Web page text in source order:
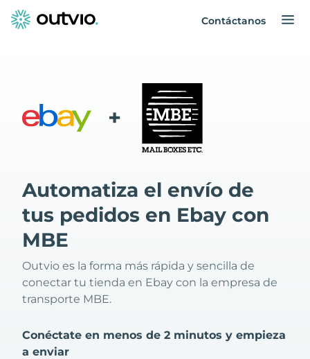
Contáctanos
+
Automatiza el envío de
tus pedidos en Ebay con
MBE
Outvio es la forma más rápida y sencilla de
conectar tu tienda en Ebay con la empresa de
transporte MBE.
Conéctate en menos de 2 minutos y empieza
a enviar